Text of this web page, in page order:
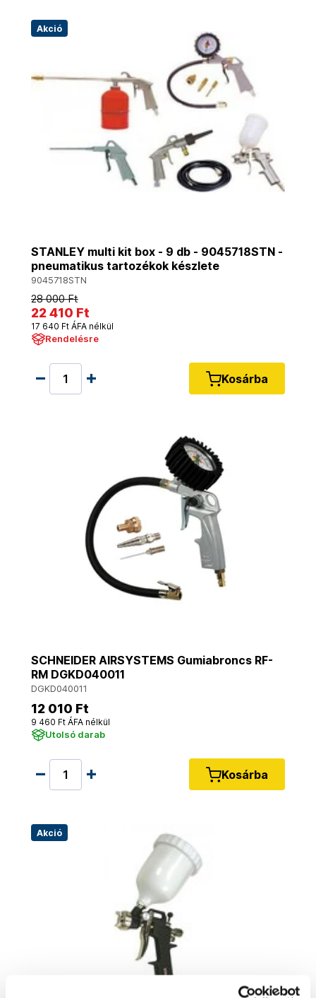
Akció
STANLEY multi kit box - 9 db - 9045718STN -
pneumatikus tartozékok készlete
9045718STN
28 000 Ft
22 410 Ft
17 640 Ft ÁFA nélkül
Rendelésre
Kosárba
SCHNEIDER AIRSYSTEMS Gumiabroncs RF-
RM DGKD040011
DGKD040011
12 010 Ft
9 460 Ft ÁFA nélkül
Utolsó darab
Kosárba
Akció